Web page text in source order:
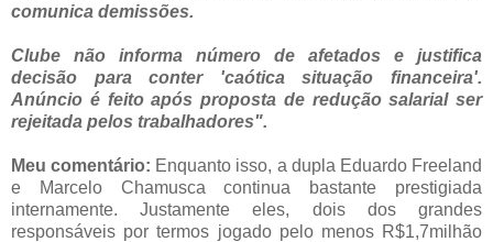
comunica demissões.
Clube não informa número de afetados e justifica
decisão para conter 'caótica situação financeira'.
Anúncio é feito após proposta de redução salarial ser
rejeitada pelos trabalhadores".
Meu comentário: Enquanto isso, a dupla Eduardo Freeland
e Marcelo Chamusca continua bastante prestigiada
internamente. Justamente eles, dois dos grandes
responsáveis por termos jogado pelo menos R$1,7milhão